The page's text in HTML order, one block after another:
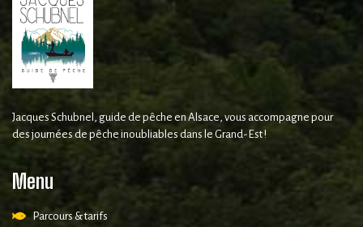
Jacques Schubnel, guide de pêche en Alsace, vous accompagne pour
des journées de pêche inoubliables dans le Grand-Est !
Menu
Parcours & tarifs